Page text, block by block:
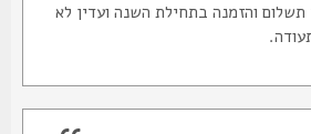
והזמנה בתחילת השנה ועדין לא